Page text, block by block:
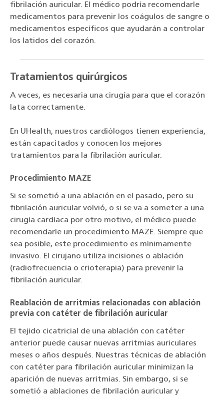
fibrilación auricular. El médico podría recomendarle
medicamentos para prevenir los coágulos de sangre o
medicamentos específicos que ayudarán a controlar
los latidos del corazón.
Tratamientos quirúrgicos
A veces, es necesaria una cirugía para que el corazón
lata correctamente.
En UHealth, nuestros cardiólogos tienen experiencia,
están capacitados y conocen los mejores
tratamientos para la fibrilación auricular.
Procedimiento MAZE
Si se sometió a una ablación en el pasado, pero su
fibrilación auricular volvió, o si se va a someter a una
cirugía cardíaca por otro motivo, el médico puede
recomendarle un procedimiento MAZE. Siempre que
sea posible, este procedimiento es mínimamente
invasivo. El cirujano utiliza incisiones o ablación
(radiofrecuencia o crioterapia) para prevenir la
fibrilación auricular.
Reablación de arritmias relacionadas con ablación
previa con catéter de fibrilación auricular
El tejido cicatricial de una ablación con catéter
anterior puede causar nuevas arritmias auriculares
meses o años después. Nuestras técnicas de ablación
con catéter para fibrilación auricular minimizan la
aparición de nuevas arritmias. Sin embargo, si se
sometió a ablaciones de fibrilación auricular y